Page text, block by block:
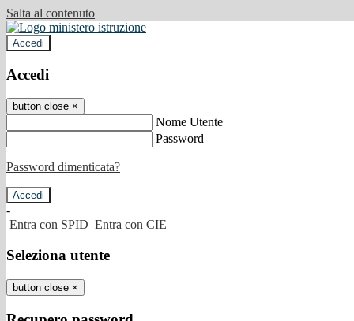
Salta al contenuto
Accedi
Accedi
button close ×
Nome Utente
Password
Password dimenticata?
-
Entra con SPID Entra con CIE
Seleziona utente
button close ×